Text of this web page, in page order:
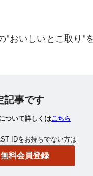
おいしいとこ取り"